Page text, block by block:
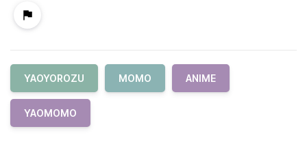
YAOYOROZU MOMO ANIME
YAOMOMO